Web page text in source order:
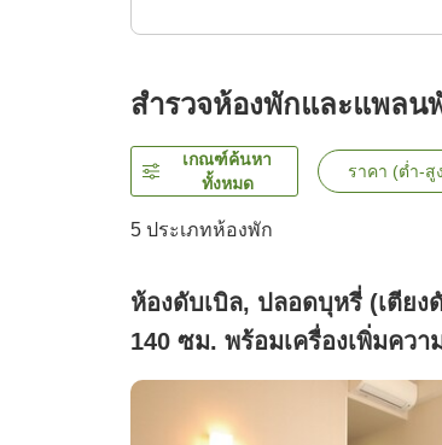
สำรวจห้องพักและแพลน
เกณฑ์ค้นหา
ทั้งหมด
ราคา (ต่ำ-สู
5 ประเภทห้องพัก
ห้องดับเบิล, ปลอดบุหรี่ (เตียง
140 ซม. พร้อมเครื่องเพิ่มควา